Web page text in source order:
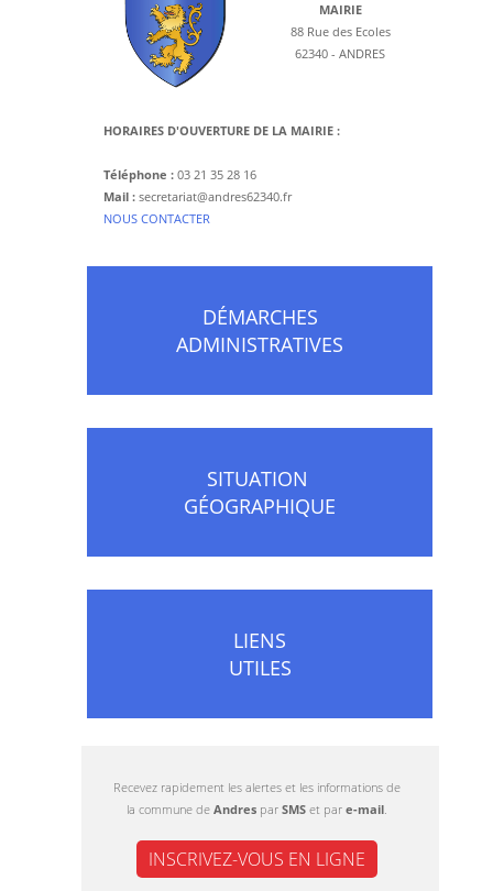
MAIRIE
88 Rue des Ecoles
62340 - ANDRES
HORAIRES D'OUVERTURE DE LA MAIRIE :
Téléphone : 03 21 35 28 16
Mail : secretariat@andres62340.fr
​NOUS CONTACTER
DÉMARCHES
ADMINISTRATIVES
SITUATION
GÉOGRAPHIQUE
LIENS
UTILES
Recevez rapidement les alertes et les informations de
la commune de Andres par SMS et par e-mail.
INSCRIVEZ-VOUS EN LIGNE